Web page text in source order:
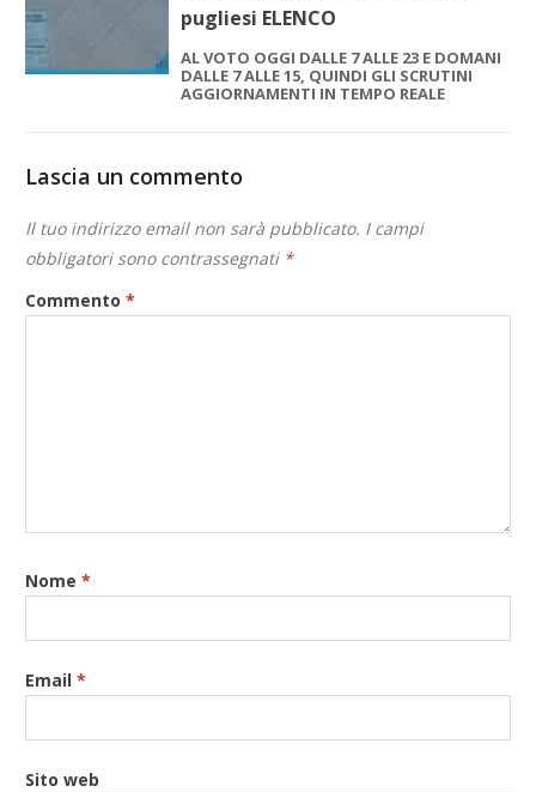
pugliesi ELENCO
AL VOTO OGGI DALLE 7 ALLE 23 E DOMANI
DALLE 7 ALLE 15, QUINDI GLI SCRUTINI
AGGIORNAMENTI IN TEMPO REALE
Lascia un commento
Il tuo indirizzo email non sarà pubblicato. I campi
obbligatori sono contrassegnati *
Commento*
Nome*
Email*
Sito web